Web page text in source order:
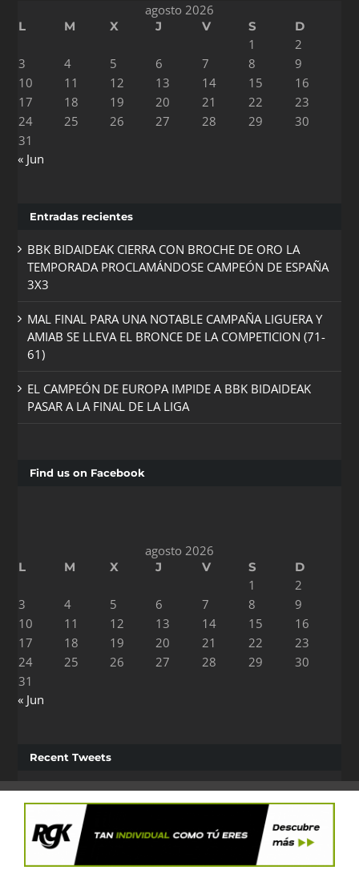
agosto 2026
L M X J V S D
1
2
3
4 5 6 7 8
9
10
11 12 13 14 15
16
17
18 19 20 21 22
23
24
25 26 27 28 29
30
31
« Jun
Entradas recientes
BBK BIDAIDEAK CIERRA CON BROCHE DE ORO LA
TEMPORADA PROCLAMÁNDOSE CAMPEÓN DE ESPAÑA
3X3
MAL FINAL PARA UNA NOTABLE CAMPAÑA LIGUERA Y
AMIAB SE LLEVA EL BRONCE DE LA COMPETICION (71-
61)
EL CAMPEÓN DE EUROPA IMPIDE A BBK BIDAIDEAK
PASAR A LA FINAL DE LA LIGA
Find us on Facebook
agosto 2026
L M X J V S D
1
2
3
4 5 6 7 8
9
10
11 12 13 14 15
16
17
18 19 20 21 22
23
24
25 26 27 28 29
30
31
« Jun
Recent Tweets